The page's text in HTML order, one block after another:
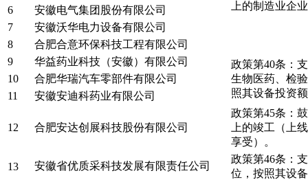
上的制造业企
6
安徽电气集团股份有限公司
7
安徽沃华电力设备有限公司
8
合肥合意环保科技工程有限公司
9
华益药业科技（安徽）有限公司
政策第40条：
生物医药、检
照其设备投资
10
合肥华瑞汽车零部件有限公司
11
安徽安迪科药业有限公司
12 合肥安达创展科技股份有限公司
政策第45条：
上的竣工（上
享受）。
13 安徽省优质采科技发展有限责任公司
政策第46条：
位，按照其设